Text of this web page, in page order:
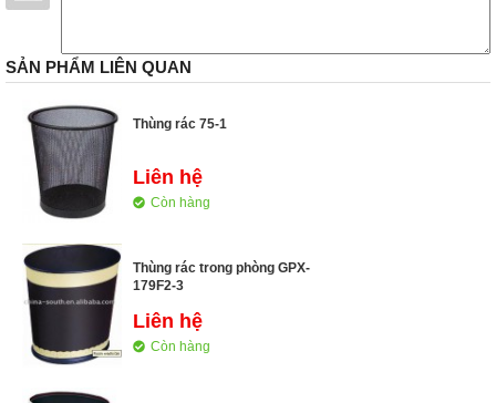
SẢN PHẨM LIÊN QUAN
Thùng rác 75-1
Liên hệ
Còn hàng
Thùng rác trong phòng GPX-
179F2-3
Liên hệ
Còn hàng